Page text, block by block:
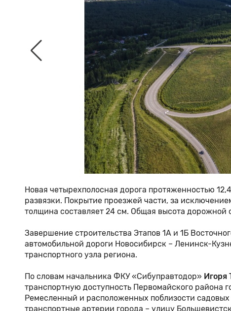
Новая четырехполосная дорога протяженностью
развязки. Покрытие проезжей части, за
толщина составляет 24 см. Общая высота дорожной
Завершение строительства Этапов 1А и 1Б
автомобильной дороги Новосибирск – Ленинск-
транспортного узла региона.
По словам начальника ФКУ «Сибуправтодор» Игоря
транспортную доступность Первомайского района
Ремесленный и расположенных поблизости
транспортные артерии города – улицу